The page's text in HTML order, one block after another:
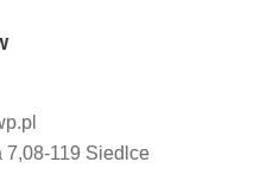
7,08-119 Siedlce